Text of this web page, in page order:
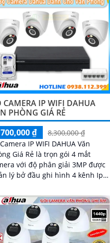
sát ban đêm rõ nét nhờ công
hồng ngoại kết hợp đèn LED
sáng trắng, cùng khả năng phát
chuyển động thông minh, giúp
bảo an toàn tuyệt đối cho khu
kho hàng
CAMERA IP WIFI DAHUA
PHÒNG GIÁ RẺ
₫
8,300,000 ₫
IP WIFI DAHUA Văn
Giá Rẻ là trọn gói 4 mắt
với độ phân giải 3MP được
lý bở đầu ghi hình 4 kênh Ip
ổ cứng trong đầu ghi hình với đầy
các chưc năng như AI Phát hiện
động, đàm thoại âm thanh 2
và giám sát có màu vào ban